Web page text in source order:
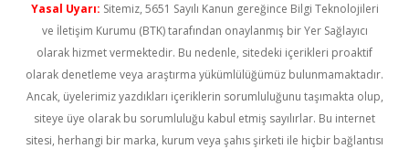
Yasal Uyarı: Sitemiz, 5651 Sayılı Kanun gereğince Bilgi Teknolojileri
ve İletişim Kurumu (BTK) tarafından onaylanmış bir Yer Sağlayıcı
olarak hizmet vermektedir. Bu nedenle, sitedeki içerikleri proaktif
olarak denetleme veya araştırma yükümlülüğümüz bulunmamaktadır.
Ancak, üyelerimiz yazdıkları içeriklerin sorumluluğunu taşımakta olup,
siteye üye olarak bu sorumluluğu kabul etmiş sayılırlar. Bu internet
sitesi, herhangi bir marka, kurum veya şahıs şirketi ile hiçbir bağlantısı